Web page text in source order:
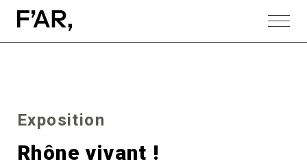
Exposition
Rhône vivant !